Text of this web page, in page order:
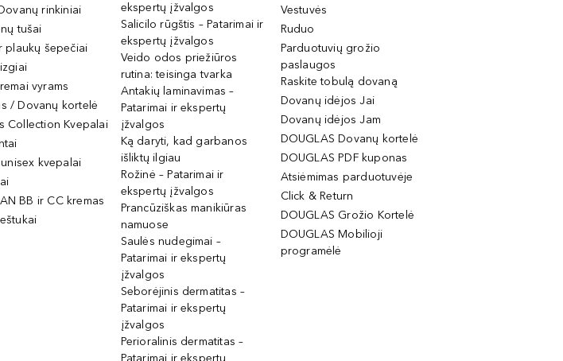
rinkiniai
tušai
plaukų šepečiai
vyrams
/ Dovanų kortelė
Collection Kvepalai
kvepalai
BB ir CC kremas
ekspertų įžvalgos
Salicilo rūgštis – Patarimai ir
ekspertų įžvalgos
Veido odos priežiūros
rutina: teisinga tvarka
Antakių laminavimas –
Patarimai ir ekspertų
įžvalgos
Ką daryti, kad garbanos
išliktų ilgiau
Rožinė – Patarimai ir
ekspertų įžvalgos
Prancūziškas manikiūras
namuose
Saulės nudegimai –
Patarimai ir ekspertų
įžvalgos
Seborėjinis dermatitas –
Patarimai ir ekspertų
įžvalgos
Perioralinis dermatitas –
Patarimai ir ekspertų
Vestuvės
Ruduo
Parduotuvių grožio
paslaugos
Raskite tobulą dovaną
Dovanų idėjos Jai
Dovanų idėjos Jam
DOUGLAS Dovanų kortelė
DOUGLAS PDF kuponas
Atsiėmimas parduotuvėje
Click & Return
DOUGLAS Grožio Kortelė
DOUGLAS Mobilioji
programėlė